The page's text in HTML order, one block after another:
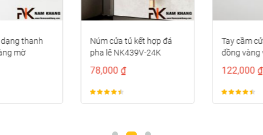
Núm cửa tủ kết hợp đá
pha lê NK439V-24K
Tay cầm cửa tủ đồng màu
đồng vàng viền đỏ